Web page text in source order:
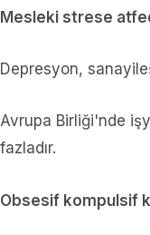
Mesleki strese
Depresyon,
Avrupa Birliği'nde
fazladır.
Obsesif kompulsif